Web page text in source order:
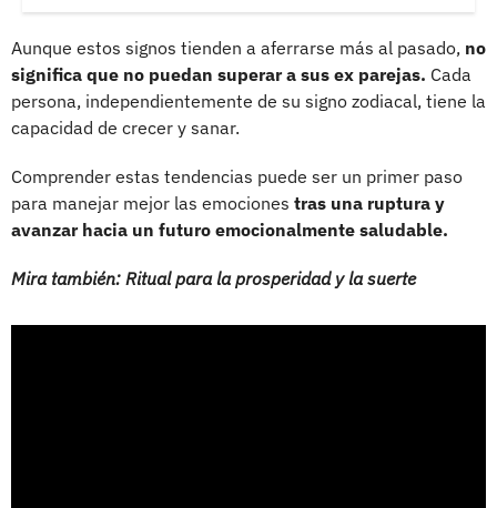
Aunque estos signos tienden a aferrarse más al pasado, no
significa que no puedan superar a sus ex parejas. Cada
persona, independientemente de su signo zodiacal, tiene la
capacidad de crecer y sanar.
Comprender estas tendencias puede ser un primer paso
para manejar mejor las emociones tras una ruptura y
avanzar hacia un futuro emocionalmente saludable.
Mira también: Ritual para la prosperidad y la suerte